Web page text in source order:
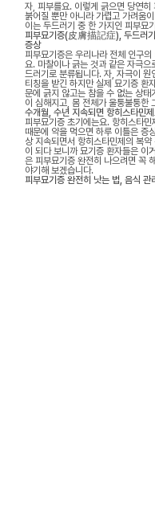
자, 피부를요. 이렇게 긁으면 당연
붉어질 뿐만 아니라 가렵고 가려움
이는 두드러기 중 한 가지인 피부묘
피부묘기증(皮膚描記症), 두드러
증상
피부묘기증은 우리나라 전체 인구
요. 마찰이나 긁는 것과 같은 자극
드러기로 분류됩니다. 자, 자극이
티칭을 받긴 하지만 실제 묘기증 환
문에 긁지 않고는 참을 수 없는 상
이 심해지고, 몸 전체가 울퉁불퉁한
수개월, 수년 지속되면 항히스타민
피부묘기증 초기에는요. 항히스타
때문에 약을 먹으면 하루 이틀은 증
상 지속되면서 항히스타민제의 복
이 되다 보니까 묘기증 환자들은 이
은 피부묘기증 완전히 나으려면 꼭
야기해 보겠습니다.
피부묘기증 완전히 낫는 법, 음식